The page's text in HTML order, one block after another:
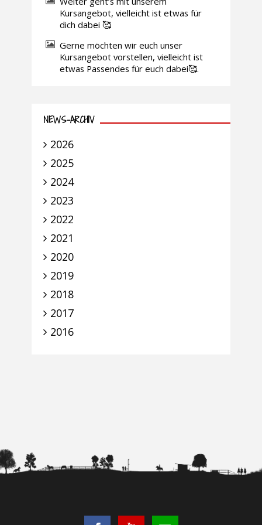
Kursangebot, vielleicht ist etwas für
dich dabei 🥰
Gerne möchten wir euch unser
Kursangebot vorstellen, vielleicht ist
etwas Passendes für euch dabei🥰.
NEWS-ARCHIV
2026
2025
2024
2023
2022
2021
2020
2019
2018
2017
2016